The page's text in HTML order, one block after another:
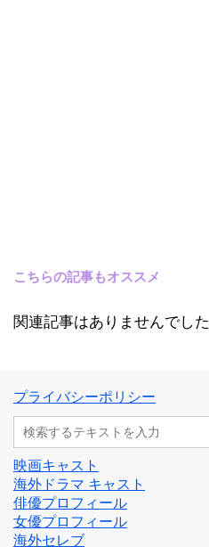
こちらの記事もオススメ
関連記事はありませんでした
プライバシーポリシー
映画キャスト
海外ドラマ キャスト
俳優プロフィール
女優プロフィール
海外セレブ